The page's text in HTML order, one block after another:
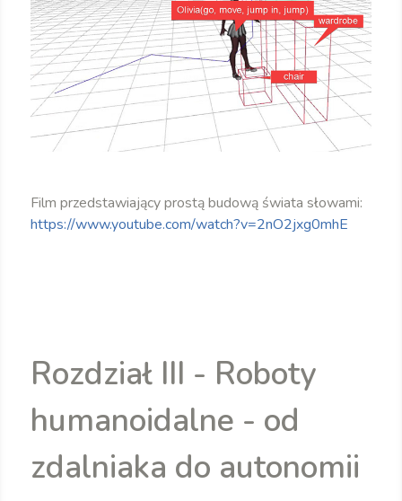
Film przedstawiający prostą budową świata słowami:
https://www.youtube.com/watch?v=2nO2jxg0mhE
Rozdział III - Roboty
humanoidalne - od
zdalniaka do autonomii